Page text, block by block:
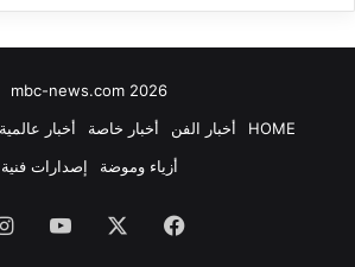
mbc-news.com 2026
HOME
أخبار الفن أخبار خاصة أخبار عالمية
أزياء وموضة
إصدارات فنية
فيسبوك